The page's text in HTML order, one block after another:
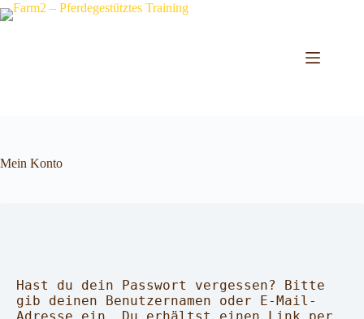
Zum
Inhalt
Mein Konto
Hast du dein Passwort vergessen? Bitte
gib deinen Benutzernamen oder E-Mail-